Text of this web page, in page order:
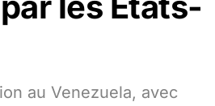
au Venezuela, avec